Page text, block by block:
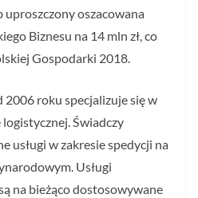
uproszczony oszacowana
Biznesu na 14 mln zł, co
Gospodarki 2018.
2006 roku specjalizuje się w
Świadczy
usługi w zakresie spedycji na
Usługi
na bieżąco dostosowywane